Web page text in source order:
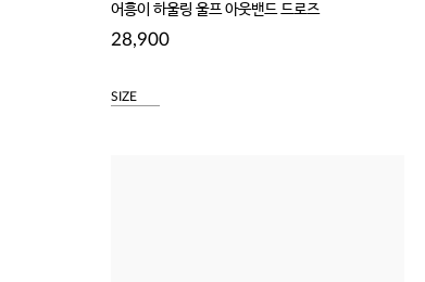
어흥이 하울링 울프 아웃밴드 드로즈
28,900
SIZE